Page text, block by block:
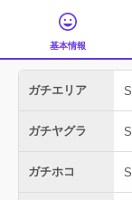
基本情報
ガチエリア S
ガチヤグラ S
ガチホコ S